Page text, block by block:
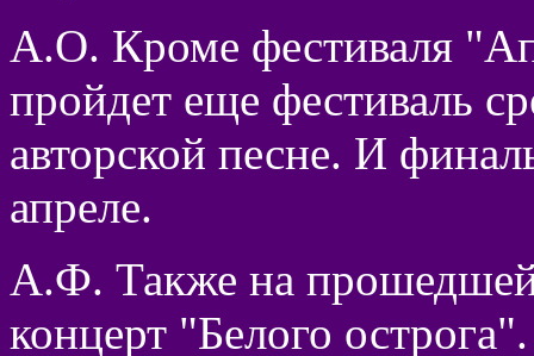
А.О. Кроме фестиваля
пройдет еще фестиваль
авторской песне. И
апреле.
А.Ф. Также на прошедшей
концерт "Белого